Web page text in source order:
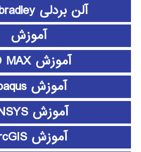
آلن بردلی Allen bradley
آموزش
آموزش 3D MAX
آموزش abaqus
آموزش ANSYS
آموزش ArcGIS